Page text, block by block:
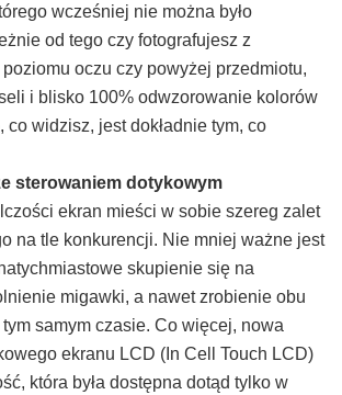
wcześniej nie można było
od tego czy fotografujesz z
oczu czy powyżej przedmiotu,
i blisko 100% odwzorowanie kolorów
co widzisz, jest dokładnie tym, co
sterowaniem dotykowym
ekran mieści w sobie szereg zalet
na tle konkurencji. Nie mniej ważne jest
skupienie się na
migawki, a nawet zrobienie obu
samym czasie. Co więcej, nowa
ekranu LCD (In Cell Touch LCD)
która była dostępna dotąd tylko w